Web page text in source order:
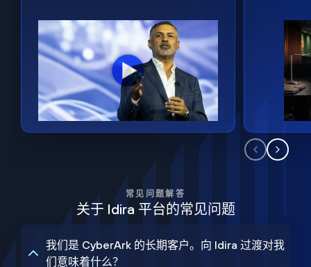
常见问题解答
关于 Idira 平台的常见问题
我们是 CyberArk 的长期客户。向 Idira 过渡对我
们意味着什么？